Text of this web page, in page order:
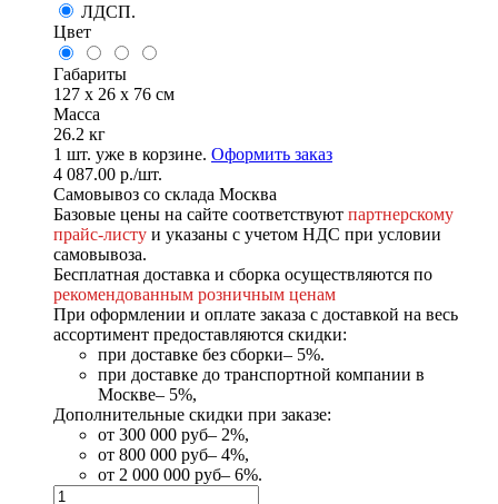
ЛДСП.
Цвет
Габариты
127 x 26 x 76 см
Масса
26.2 кг
1 шт. уже в корзине. Оформить заказ
4 087.00 р./шт.
Самовывоз со склада Москва
Базовые цены на сайте соответствуют партнерскому
прайс-листу и указаны с учетом НДС при условии
самовывоза.
Бесплатная доставка и сборка осуществляются по
рекомендованным розничным ценам
При оформлении и оплате заказа с доставкой на весь
ассортимент предоставляются скидки:
при доставке без сборки– 5%.
при доставке до транспортной компании в
Москве– 5%,
Дополнительные скидки при заказе:
от 300 000 руб– 2%,
от 800 000 руб– 4%,
от 2 000 000 руб– 6%.